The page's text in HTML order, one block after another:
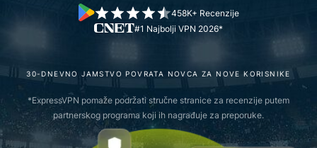
#1 Najbolji VPN 2026*
458K+ Recenzije
30-DNEVNO JAMSTVO POVRATA NOVCA ZA NOVE KORISNIKE
*ExpressVPN pomaže podržati stručne stranice za recenzije putem
partnerskog programa koji ih nagrađuje za preporuke.